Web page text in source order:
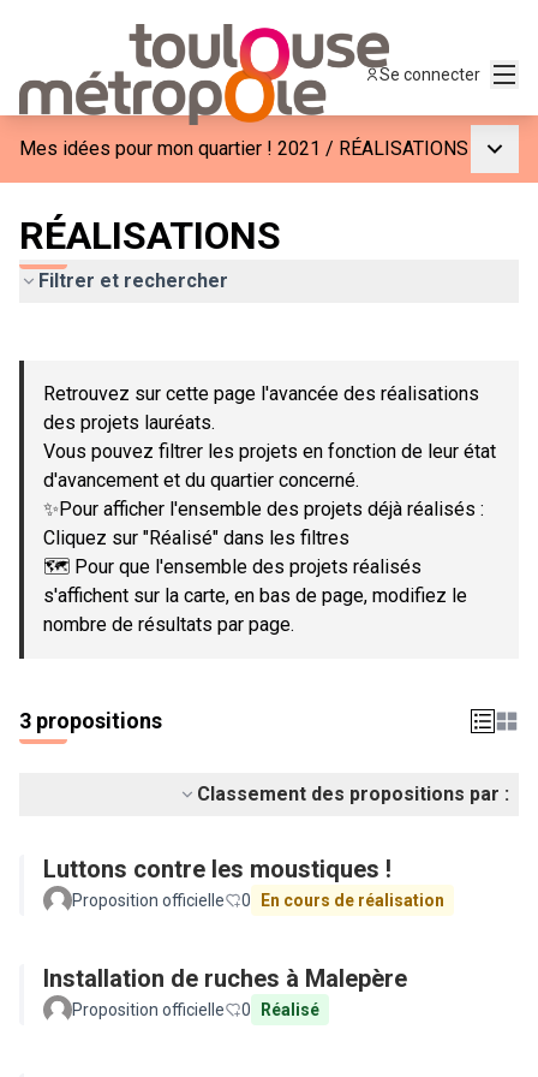
Se connecter
Mes idées pour mon quartier ! 2021 / RÉALISATIONS
RÉALISATIONS
Filtrer et rechercher
−
Retrouvez sur cette page l'avancée des réalisations
des projets lauréats.
Vous pouvez filtrer les projets en fonction de leur état
d'avancement et du quartier concerné.
✨Pour afficher l'ensemble des projets déjà réalisés :
Cliquez sur "Réalisé" dans les filtres
🗺️ Pour que l'ensemble des projets réalisés
s'affichent sur la carte, en bas de page, modifiez le
nombre de résultats par page.
3 propositions
Classement des propositions par :
Luttons contre les moustiques !
Proposition officielle 0 En cours de réalisation
Installation de ruches à Malepère
Proposition officielle 0 Réalisé